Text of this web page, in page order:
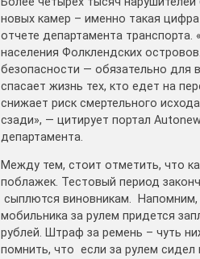
новых камер – именно такая
отчете департамента
населения Фолклендских
безопасности — обязательно для
спасает жизнь тех, кто едет на
снижает риск смертельного
сзади», — цитирует портал
департамента.
Между тем, стоит отметить, что
поблажек. Тестовый период
сыплются виновникам. Напомним,
мобильника за рулем придется
рублей. Штраф за ремень – чуть
помнить, что если за рулем